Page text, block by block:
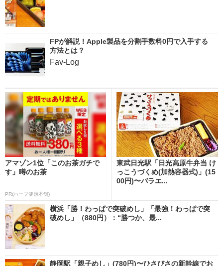
FPが解説！Apple製品を分割手数料0円で入手する
方法とは？
Fav-Log
アマゾン1位「このお茶ガチで
す」噂のお茶
PR(ハーブ健康本舗)
東武日光駅「日光高原牛弁当 け
っこうづくめ(加熱容器式)」(15
00円)〜バラエ...
横浜「勝！わっぱで突破めし」「最強！わっぱで突
破めし」（880円）：“勝つか、最...
静岡駅「親子めし」(780円)〜ひさびさの新幹線でお